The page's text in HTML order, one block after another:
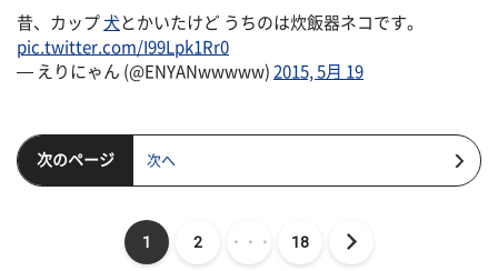
昔、カップ 犬とかいたけど うちのは炊飯器ネコです。
pic.twitter.com/I99Lpk1Rr0
— えりにゃん (@ENYANwwwww) 2015, 5月 19
次のページ 次へ
1 2 ・・・ 18